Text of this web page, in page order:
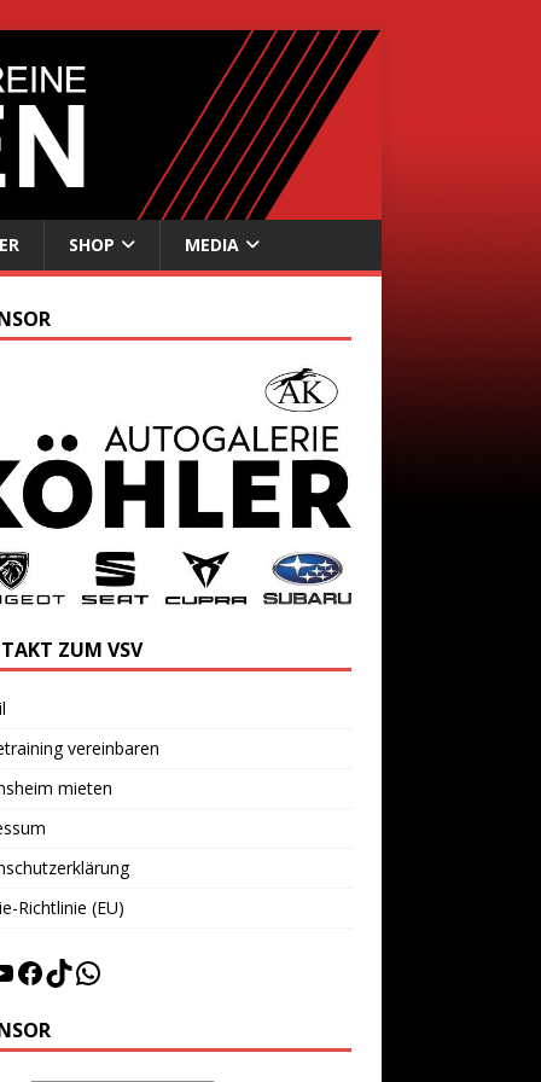
SHOP MEDIA
ZUM VSV
vereinbaren
mieten
Richtlinie (EU)